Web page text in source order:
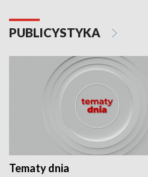
PUBLICYSTYKA
Tematy dnia